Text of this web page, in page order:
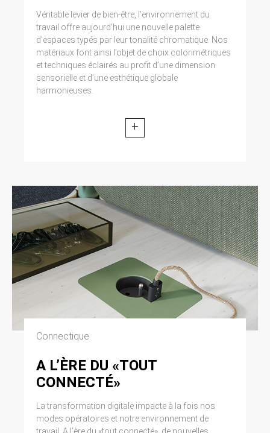
Véritable levier de bien-être, l’environnement du
travail offre aujourd’hui une nouvelle palette
d’espaces typés par leur tonalité chromatique. Nos
matériaux font ainsi l’objet de choix colorimétriques
et techniques éclairés au profit d’une dimension
sensorielle et d’une esthétique globale
harmonieuses.
+
Connectique
A L’ÈRE DU «TOUT
CONNECTÉ»
La transformation digitale impacte à la fois nos
modes opératoires et notre environnement de